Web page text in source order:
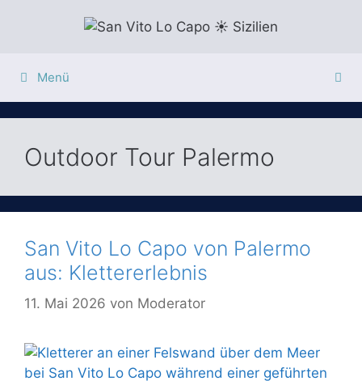
Menü
Outdoor Tour Palermo
San Vito Lo Capo von Palermo
aus: Klettererlebnis
11. Mai 2026 von Moderator